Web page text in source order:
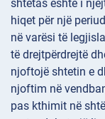
shtetas është i
hiqet për një
në varësi të
të drejtpërdrejtë
njoftojë shtetin e
njoftim në
pas kthimit në